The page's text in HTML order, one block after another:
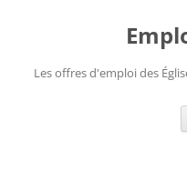
Les offres d'emploi des